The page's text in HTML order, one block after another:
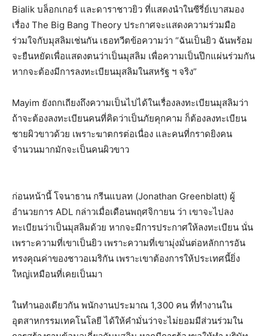
Bialik บล็อกเกอร์ และดาราชาวยิว ที่แสดงนำในซีรี่ย์เบาสมอง
เรื่อง The Big Bang Theory ประกาศจะแสดงความร่วมมือ
ร่วมใจกับมุสลิมเช่นกัน เธอทวีตข้อความว่า “ฉันเป็นยิว ฉันพร้อม
จะยืนหยัดเพื่อแสดงตนว่าเป็นมุสลิม เพื่อความเป็นปึกแผ่นร่วมกัน
หากจะต้องมีการลงทะเบียนมุสลิมในสหรัฐ ฯ จริง”
Mayim ยังถกเถียงถึงความเป็นไปได้ในเรื่องลงทะเบียนมุสลิมว่า
ถ้าจะต้องลงทะเบียนคนที่คิดว่าเป็นภัยคุกคาม ก็ต้องลงทะเบียน
ชายผิวขาวด้วย เพราะฆาตกรต่อเนื่อง และคนที่กราดยิงคน
จำนวนมากมักจะเป็นคนผิวขาว
ก่อนหน้านี้ โจนาธาน กรีนแบลท (Jonathan Greenblatt) ผู้
อำนวยการ ADL กล่าวเมื่อเดือนพฤศจิกายน ว่า เขาจะไปลง
ทะเบียนว่าเป็นมุสลิมด้วย หากจะมีการประกาศให้ลงทะเบียน นั่น
เพราะความที่เขาเป็นยิว เพราะความที่เขามุ่งมั่นต่อหลักการอัน
ทรงคุณค่าของชาวอเมริกัน เพราะเขาต้องการให้ประเทศนี้ยิ่ง
ใหญ่เหมือนที่เคยเป็นมา
ในทำนองเดียวกัน พนักงานประมาณ 1,300 คน ที่ทำงานใน
อุตสาหกรรมเทคโนโลยี ได้ให้คำมั่นว่าจะไม่ยอมมีส่วนร่วมใน